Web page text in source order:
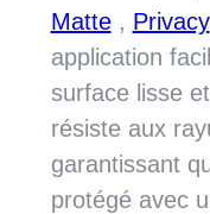
Matte, Privacy
application
surface lisse
résiste aux
garantissant
protégé avec